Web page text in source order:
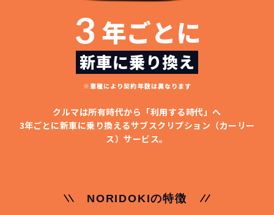
3 年ごとに
新車に乗り換え
※車種により契約年数は異なります
クルマは所有時代から「利用する時代」へ
3年ごとに新車に乗り換えるサブスクリプション（カーリー
ス）サービス。
NORIDOKIの特徴